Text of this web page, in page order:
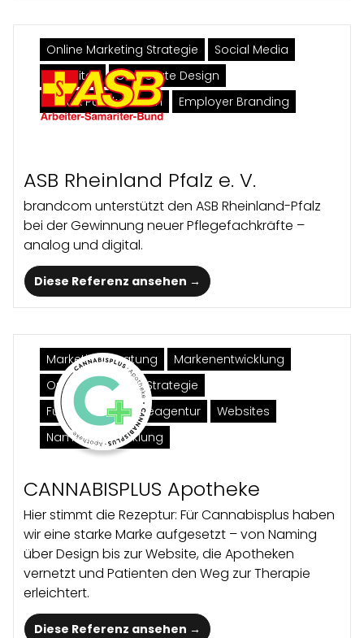
Online Marketing Strategie
Social Media
Websites
Corporate Design
Print & Publikationen
Employer Branding
ASB Rheinland Pfalz e. V.
brandcom unterstützt den ASB Rheinland-Pfalz
bei der Gewinnung neuer Pflegefachkräfte –
analog und digital.
Diese Referenz ansehen →
Marketingberatung
Marken­entwicklung
Online Marketing Strategie
Full-Service-Werbeagentur
Websites
Namensentwicklung
CANNABISPLUS Apotheke
Hier stimmt die Rezeptur: Für Cannabisplus haben
wir eine starke Marke aufgesetzt – von Naming
über Design bis zur Website, die Apotheken
vernetzt und Patienten den Weg zur Therapie
erleichtert.
Diese Referenz ansehen →